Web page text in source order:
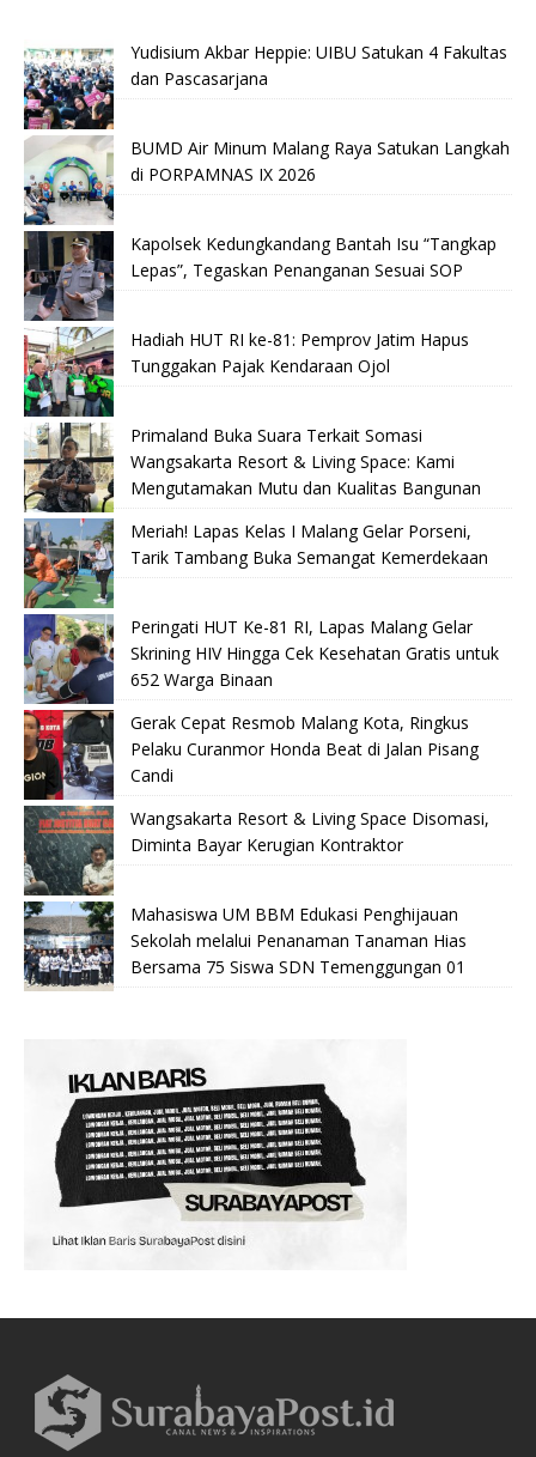
Yudisium Akbar Heppie: UIBU Satukan 4 Fakultas
dan Pascasarjana
BUMD Air Minum Malang Raya Satukan Langkah
di PORPAMNAS IX 2026
Kapolsek Kedungkandang Bantah Isu “Tangkap
Lepas”, Tegaskan Penanganan Sesuai SOP
Hadiah HUT RI ke-81: Pemprov Jatim Hapus
Tunggakan Pajak Kendaraan Ojol
Primaland Buka Suara Terkait Somasi
Wangsakarta Resort & Living Space: Kami
Mengutamakan Mutu dan Kualitas Bangunan
Meriah! Lapas Kelas I Malang Gelar Porseni,
Tarik Tambang Buka Semangat Kemerdekaan
Peringati HUT Ke-81 RI, Lapas Malang Gelar
Skrining HIV Hingga Cek Kesehatan Gratis untuk
652 Warga Binaan
Gerak Cepat Resmob Malang Kota, Ringkus
Pelaku Curanmor Honda Beat di Jalan Pisang
Candi
Wangsakarta Resort & Living Space Disomasi,
Diminta Bayar Kerugian Kontraktor
Mahasiswa UM BBM Edukasi Penghijauan
Sekolah melalui Penanaman Tanaman Hias
Bersama 75 Siswa SDN Temenggungan 01